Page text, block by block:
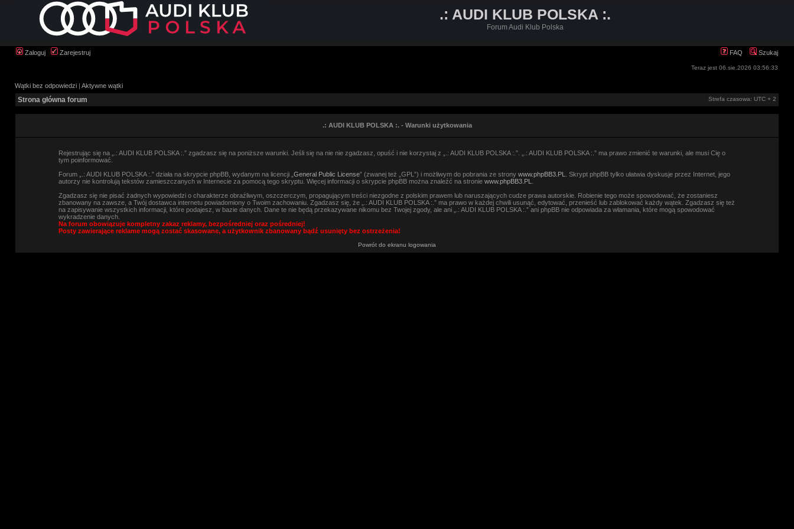
.: AUDI KLUB POLSKA :.
Forum Audi Klub Polska
Zaloguj Zarejestruj FAQ Szukaj
Teraz jest 06.sie.2026 03:56:33
Wątki bez odpowiedzi | Aktywne wątki
Strona główna forum Strefa czasowa: UTC + 2
.: AUDI KLUB POLSKA :. - Warunki użytkowania
Rejestrując się na „.: AUDI KLUB POLSKA :.” zgadzasz się na poniższe warunki. Jeśli się na nie nie zgadzasz, opuść i nie korzystaj z „.: AUDI KLUB POLSKA :.”. „.: AUDI KLUB POLSKA :.” ma prawo zmienić te warunki, ale musi Cię o
tym poinformować.
Forum „.: AUDI KLUB POLSKA :.” działa na skrypcie phpBB, wydanym na licencji „ General Public License” (zwanej też „GPL”) i możliwym do pobrania ze strony www.phpBB3.PL
. Skrypt phpBB tylko ułatwia dyskusje przez Internet, jego
autorzy nie kontrolują tekstów zamieszczanych w Internecie za pomocą tego skryptu. Więcej informacji o skrypcie phpBB można znaleźć na stronie www.phpBB3.PL
Zgadzasz się nie pisać żadnych wypowiedzi o charakterze obraźliwym, oszczerczym, propagującym treści niezgodne z polskim prawem lub naruszających cudze prawa autorskie. Robienie tego może spowodować, że zostaniesz
zbanowany na zawsze, a Twój dostawca internetu powiadomiony o Twoim zachowaniu. Zgadzasz się, że „.: AUDI KLUB POLSKA :.” ma prawo w każdej chwili usunąć, edytować, przenieść lub zablokować każdy wątek. Zgadzasz się też
na zapisywanie wszystkich informacji, które podajesz, w bazie danych. Dane te nie będą przekazywane nikomu bez Twojej zgody, ale ani „.: AUDI KLUB POLSKA :.” ani phpBB nie odpowiada za włamania, które mogą spowodować
wykradzenie danych.
Na forum obowiązuje kompletny zakaz reklamy, bezpośredniej oraz pośredniej!
Posty zawierające reklame mogą zostać skasowane, a użytkownik zbanowany bądź usunięty bez ostrzeżenia!
Powrót do ekranu logowania